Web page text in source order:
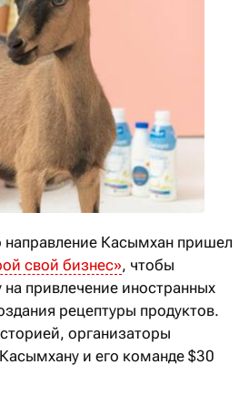
направление Касымхан пришел
свой бизнес», чтобы
на привлечение иностранных
рецептуры продуктов.
организаторы
Касымхану и его команде $30